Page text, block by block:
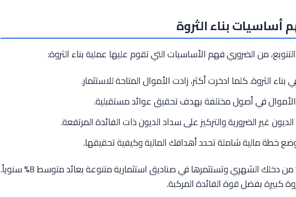
أساسيات بناء الثروة
من الضروري فهم الأساسيات التي تقوم عليها عملية بناء الثروة:
بناء الثروة. كلما ادخرت أكثر، زادت الأموال المتاحة للاستثمار.
في أصول مختلفة بهدف تحقيق عوائد مستقبلية.
غير الضرورية والتركيز على سداد الديون ذات الفائدة المرتفعة.
خطة مالية شاملة تحدد أهدافك المالية وكيفية تحقيقها.
لنفترض أنك تدخر 10% من دخلك الشهري وتستثمرها في صناديق استثمارية متنوعة بعائد متوسط 8% سنوياً.
كبيرة بفضل قوة الفائدة المركبة.